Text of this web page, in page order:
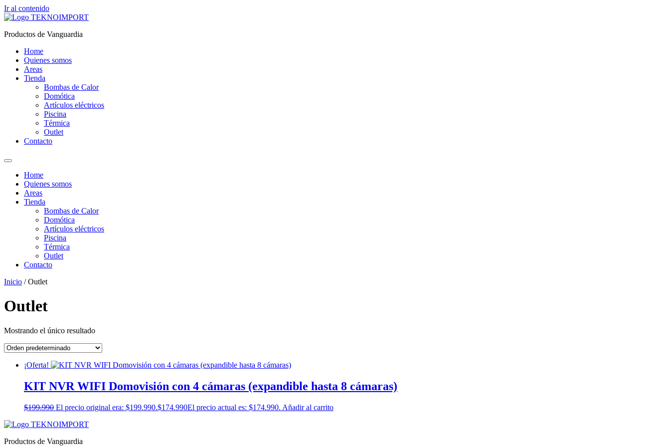
Ir al contenido
Productos de Vanguardia
Home
Quienes somos
Areas
Tienda
Bombas de Calor
Domótica
Artículos eléctricos
Piscina
Térmica
Outlet
Contacto
Home
Quienes somos
Areas
Tienda
Bombas de Calor
Domótica
Artículos eléctricos
Piscina
Térmica
Outlet
Contacto
Inicio / Outlet
Outlet
Mostrando el único resultado
¡Oferta!
KIT NVR WIFI Domovisión con 4 cámaras (expandible hasta 8 cámaras)
$199.990 El precio original era: $199.990.$174.990El precio actual es: $174.990. Añadir al carrito
Productos de Vanguardia